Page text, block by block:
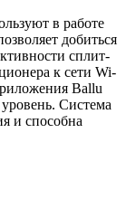
в работе
добиться
сплит-
к сети Wi-
Ballu
Система
и способна